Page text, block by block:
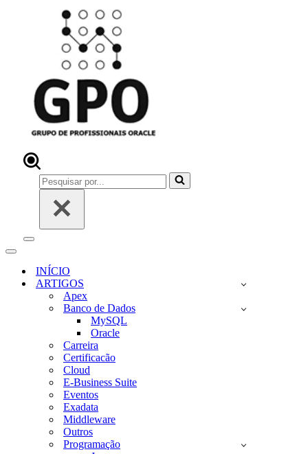
Pesquisar
por...
Menu
navegação
Menu
navegaçãoINÍCIO
ARTIGOS
Apex
Banco de Dados
MySQL
Oracle
Carreira
Certificacão
Cloud
E-Business Suite
Eventos
Exadata
Middleware
Outros
Programação